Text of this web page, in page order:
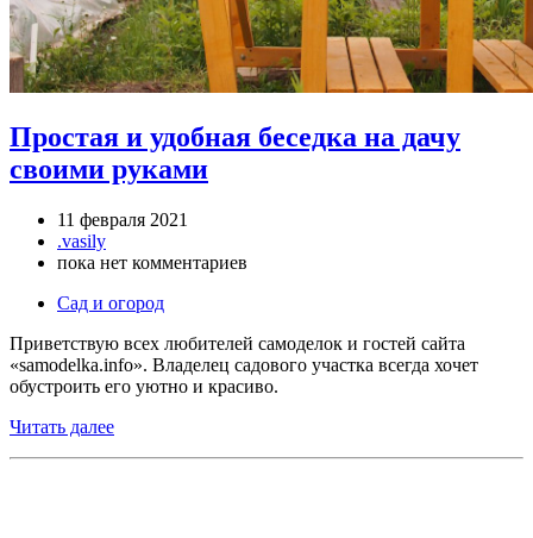
Простая и удобная беседка на дачу
своими руками
11 февраля 2021
.vasily
пока нет комментариев
Сад и огород
Приветствую всех любителей самоделок и гостей сайта
«samodelka.info». Владелец садового участка всегда хочет
обустроить его уютно и красиво.
Читать далее